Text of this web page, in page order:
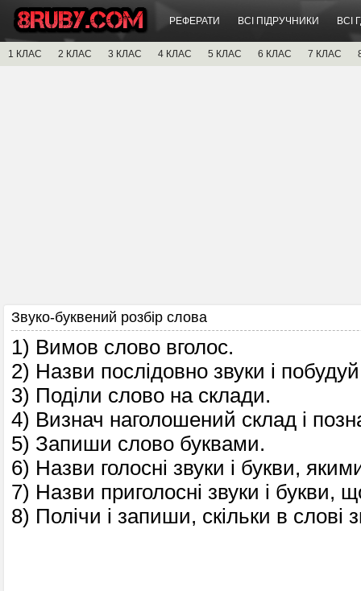
РЕФЕРАТИ ВСІ ПІДРУЧНИКИ ВСІ
1 КЛАС 2 КЛАС 3 КЛАС 4 КЛАС 5 КЛАС 6 КЛАС 7 КЛАС
Звуко-буквений розбір слова
1) Вимов слово вголос.
2) Назви послідовно звуки і
3) Поділи слово на склади.
4) Визнач наголошений склад і
5) Запиши слово буквами.
6) Назви голосні звуки і букви,
7) Назви приголосні звуки і букви,
8) Полічи і запиши, скільки в слові